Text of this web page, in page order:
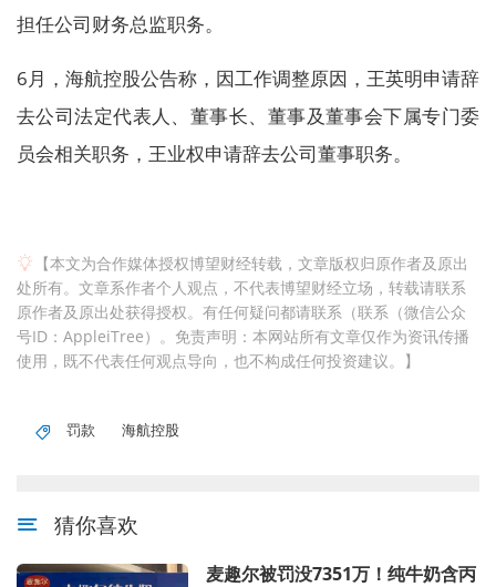
担任公司财务总监职务。
6月，海航控股公告称，因工作调整原因，王英明申请辞
去公司法定代表人、董事长、董事及董事会下属专门委
员会相关职务，王业权申请辞去公司董事职务。
【本文为合作媒体授权博望财经转载，文章版权归原作者及原出
处所有。文章系作者个人观点，不代表博望财经立场，转载请联系
原作者及原出处获得授权。有任何疑问都请联系（联系（微信公众
号ID：AppleiTree）。免责声明：本网站所有文章仅作为资讯传播
使用，既不代表任何观点导向，也不构成任何投资建议。】
罚款 海航控股
猜你喜欢
麦趣尔被罚没7351万！纯牛奶含丙